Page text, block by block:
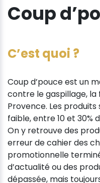
Coup
C’est quoi ?
Coup d’pouce est un
contre le gaspillage, la
Provence. Les
faible, entre 10 et 30%
On y retrouve des
erreur de cahier des
promotionnelle
d’actualité ou des
dépassée, mais